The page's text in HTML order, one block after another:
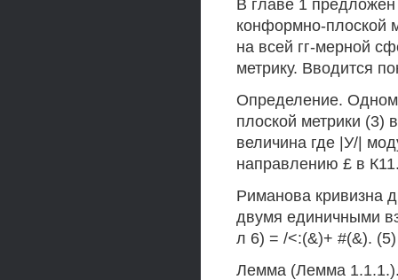
В главе 1
конформно-плоской
на всей гг-мерной
метрику. Вводится
Определение.
плоской метрики (3)
величина где |У/|
направлению £ в
Риманова кривизна
двумя единичными
л 6) = /<:(&)+ #(&). (5)
Лемма (Лемма